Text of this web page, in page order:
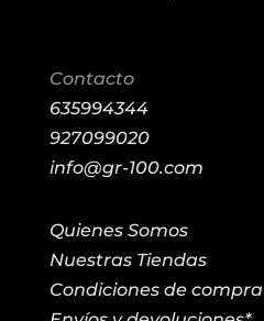
Contacto
635994344
927099020
info@gr-100.com
Quienes Somos
Nuestras Tiendas
Condiciones de compra